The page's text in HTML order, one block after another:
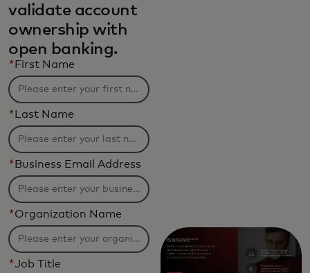
validate account
ownership with
open banking.
* First Name
* Last Name
* Business Email Address
*Organization Name
*Job Title